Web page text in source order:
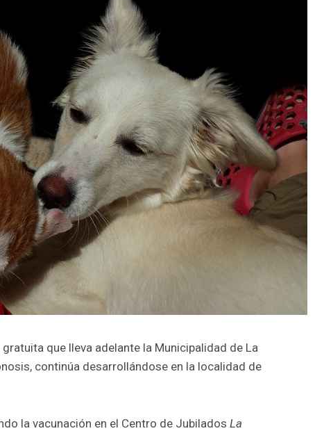
que lleva adelante la Municipalidad de La
continúa desarrollándose en la localidad de
la vacunación en el Centro de Jubilados La